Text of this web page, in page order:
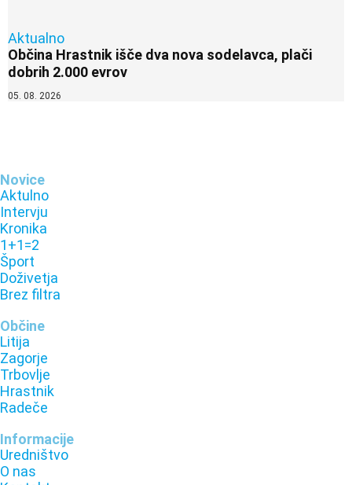
Aktualno
Občina Hrastnik išče dva nova sodelavca, plači
dobrih 2.000 evrov
05. 08. 2026
Novice
Aktulno
Intervju
Kronika
1+1=2
Šport
Doživetja
Brez filtra
Občine
Litija
Zagorje
Trbovlje
Hrastnik
Radeče
Informacije
Uredništvo
O nas